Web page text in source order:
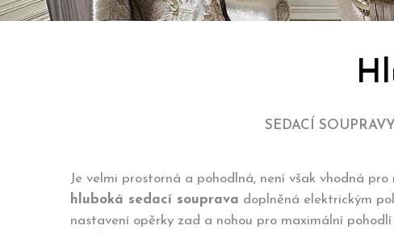
SEDACÍ SOUPRAVY
Je velmi prostorná a pohodlná, není však vhodná
hluboká sedací souprava doplněná elektrickým
nastavení opěrky zad a nohou pro maximální